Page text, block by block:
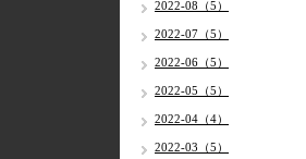
2022-08（5）
2022-07（5）
2022-06（5）
2022-05（5）
2022-04（4）
2022-03（5）